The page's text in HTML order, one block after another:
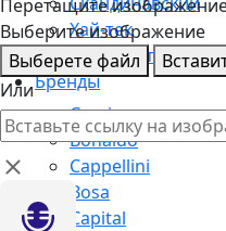
Хай-тек
Подборка интерьеров
Бренды
Cassina
Bonaldo
Cappellini
Bosa
Capital
Перетащите
Выберите изображение
Выберете файл
Или